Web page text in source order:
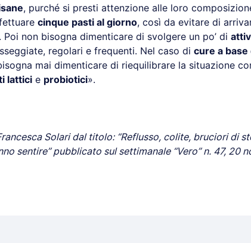
, purché si presti attenzione alle loro
cinque pasti al giorno, così da evitare di
non bisogna dimenticare di svolgere un po’ di
regolari e frequenti. Nel caso di cure a base
mai dimenticare di riequilibrare la situazione
lattici e probiotici».
Solari dal titolo: “Reflusso, colite, bruciori di
sentire” pubblicato sul settimanale “Vero” n. 47, 20